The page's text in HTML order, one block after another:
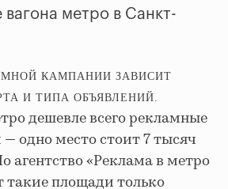
КАМПАНИИ ЗАВИСИТ
И ТИПА ОБЪЯВЛЕНИЙ.
дешевле всего рекламные
одно место стоит 7 тысяч
агентство «Реклама в метро
такие площади только
метро в Санкт-